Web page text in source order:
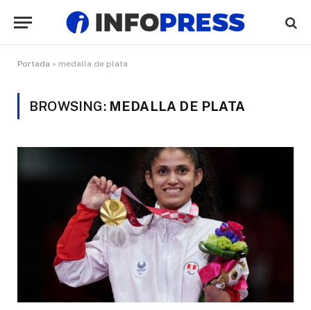
Portada » medalla de plata
BROWSING: MEDALLA DE PLATA